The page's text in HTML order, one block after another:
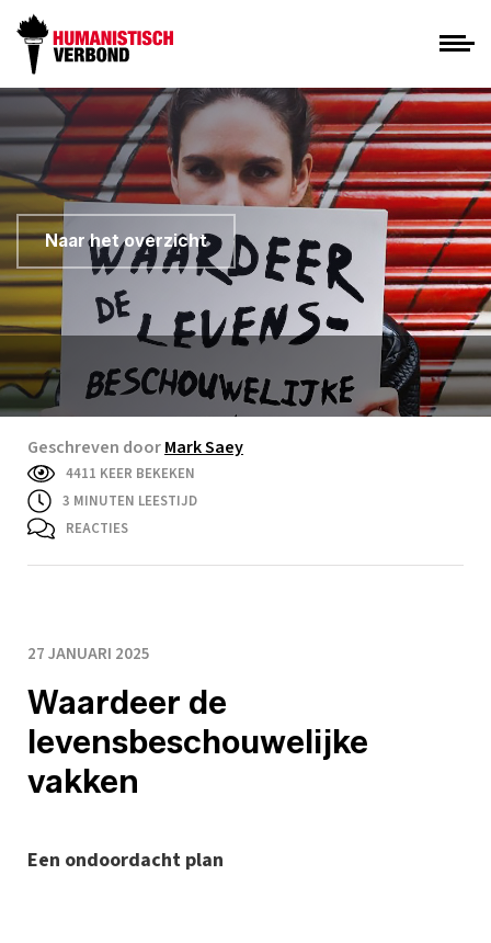
Naar het overzicht
Geschreven doorMark Saey
4411 KEER BEKEKEN
3 MINUTEN LEESTIJD
REACTIES
27 JANUARI 2025
Waardeer de
levensbeschouwelijke
vakken
Een ondoordacht plan